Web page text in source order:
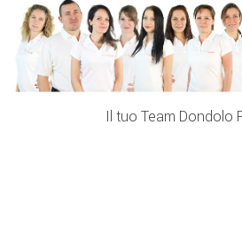
Il tuo Team Dondolo